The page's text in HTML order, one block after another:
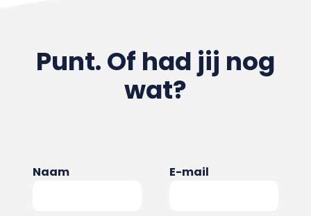
Punt. Of had jij nog
wat?
Naam E-mail